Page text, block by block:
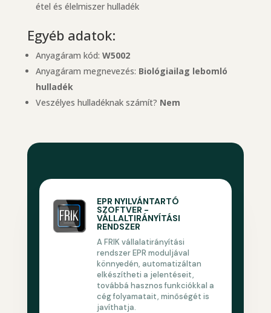
étel és élelmiszer hulladék
Egyéb adatok:
Anyagáram kód: W5002
Anyagáram megnevezés: Biológiailag lebomló
hulladék
Veszélyes hulladéknak számít? Nem
EPR NYILVÁNTARTÓ
SZOFTVER -
VÁLLALTIRÁNYÍTÁSI
RENDSZER
A FRIK vállalatirányítási
rendszer EPR moduljával
könnyedén, automatizáltan
elkészítheti a jelentéseit,
továbbá hasznos funkciókkal a
cég folyamatait, minőségét is
javíthatja.